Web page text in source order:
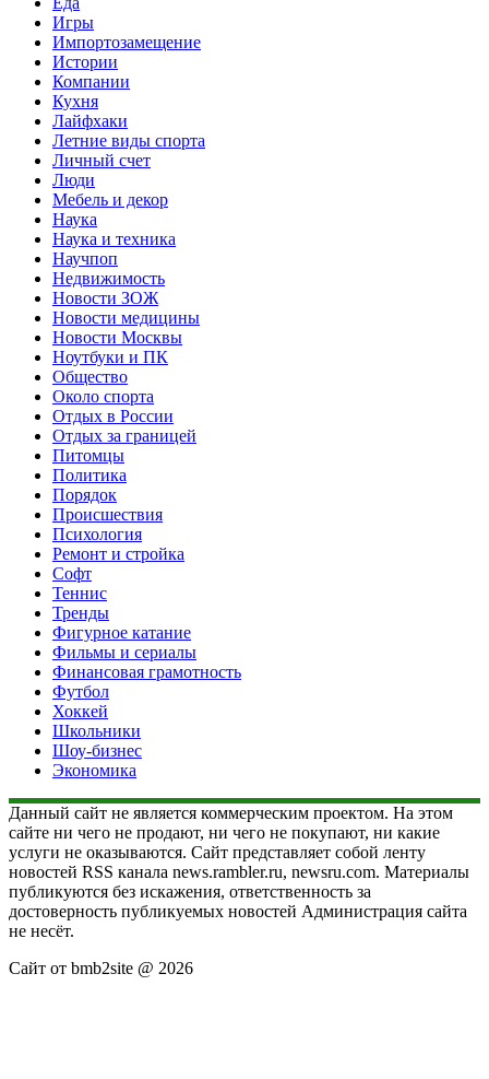
Игры
Импортозамещение
Истории
Компании
Кухня
Лайфхаки
Летние виды спорта
Личный счет
Люди
Мебель и декор
Наука
Наука и техника
Научпоп
Недвижимость
Новости ЗОЖ
Новости медицины
Новости Москвы
Ноутбуки и ПК
Общество
Около спорта
Отдых в России
Отдых за границей
Питомцы
Политика
Порядок
Происшествия
Психология
Ремонт и стройка
Софт
Теннис
Тренды
Фигурное катание
Фильмы и сериалы
Финансовая грамотность
Футбол
Хоккей
Школьники
Шоу-бизнес
Экономика
Данный сайт не является коммерческим проектом. На этом
сайте ни чего не продают, ни чего не покупают, ни какие
услуги не оказываются. Сайт представляет собой ленту
новостей RSS канала news.rambler.ru, newsru.com. Материалы
публикуются без искажения, ответственность за
достоверность публикуемых новостей Администрация сайта
не несёт.
Сайт от bmb2site @ 2026